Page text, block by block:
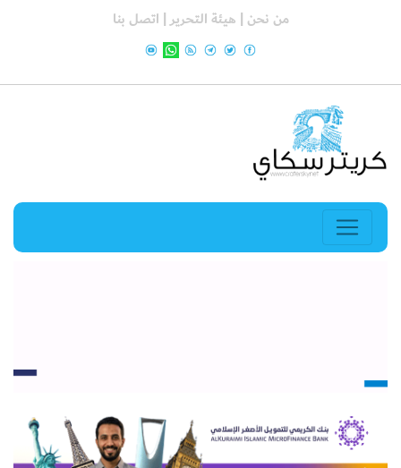
من نحن | هيئة التحرير | اتصل بنا